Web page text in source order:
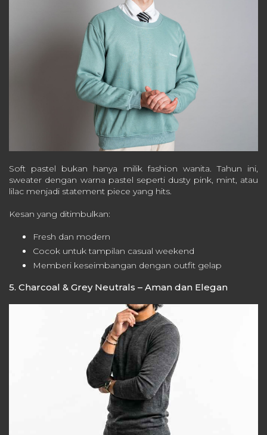
Soft pastel bukan hanya milik fashion wanita. Tahun ini,
sweater dengan warna pastel seperti dusty pink, mint, atau
lilac menjadi statement piece yang hits.
Kesan yang ditimbulkan:
Fresh dan modern
Cocok untuk tampilan casual weekend
Memberi keseimbangan dengan outfit gelap
5. Charcoal & Grey Neutrals – Aman dan Elegan